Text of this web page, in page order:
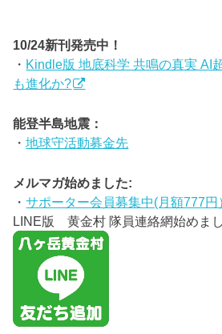
10/24新刊発売中！
・ Kindle版 地底科学 共鳴の真実 AI
も進化か?
能登半島地震：
・地球守活動募金先
メルマガ始めました:
・サポーター会員募集中(月額777円
LINE版 黄金村 隊員連絡網始めまし